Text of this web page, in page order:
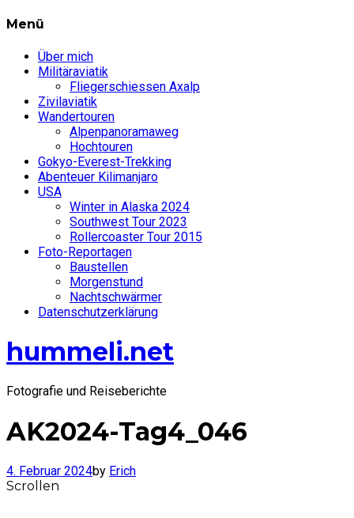
Menü
Über mich
Militäraviatik
Fliegerschiessen Axalp
Zivilaviatik
Wandertouren
Alpenpanoramaweg
Hochtouren
Gokyo-Everest-Trekking
Abenteuer Kilimanjaro
USA
Winter in Alaska 2024
Southwest Tour 2023
Rollercoaster Tour 2015
Foto-Reportagen
Baustellen
Morgenstund
Nachtschwärmer
Datenschutzerklärung
hummeli.net
Fotografie und Reiseberichte
AK2024-Tag4_046
4. Februar 2024by Erich
Scrollen